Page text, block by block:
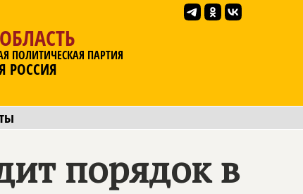
ПОЛИТИЧЕСКАЯ ПАРТИЯ
РОССИЯ
порядок в